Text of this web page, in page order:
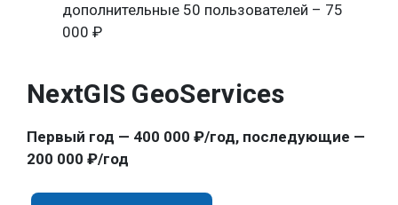
дополнительные 50 пользователей – 75
000 ₽
NextGIS GeoServices
Первый год — 400 000 ₽/год, последующие —
200 000 ₽/год